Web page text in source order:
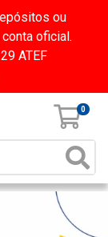
ou
oficial.
ATEF
0